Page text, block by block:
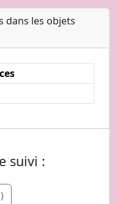
dans les objets
suivi :